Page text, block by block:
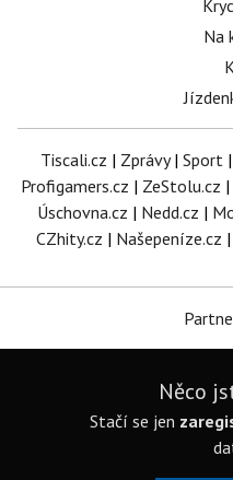
Na
Tiscali.cz | Zprávy| Sport |
Profigamers.cz | ZeStolu.cz |
Úschovna.cz | Nedd.cz |
CZhity.cz | Našepeníze.cz |
Něco
Stačí se jen